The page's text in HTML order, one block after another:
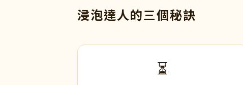
浸泡達人的三個秘訣
⏳